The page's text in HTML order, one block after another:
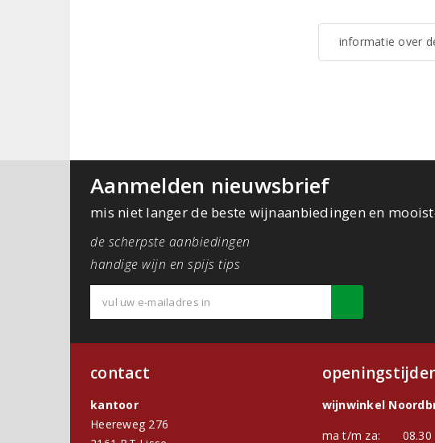
informatie over
Aanmelden nieuwsbrief
mis niet langer de beste wijnaanbiedingen en
de scherpste aanbiedingen
handige wijn en spijs tips
contact
kantoor
Heereweg 276
wijnwinkel
ma t/m za: